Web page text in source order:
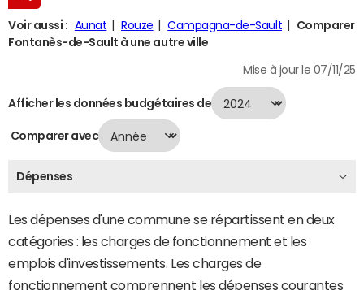
Voir aussi : Aunat Rouze Campagna-de-Sault
Comparer
Fontanès-de-Sault à une autre ville
Mise à jour le 07/11/25
Afficher les données budgétaires de
Comparer avec
Dépenses
Les dépenses d'une commune se répartissent en deux
catégories : les charges de fonctionnement et les
emplois d'investissements. Les charges de
fonctionnement comprennent les dépenses courantes